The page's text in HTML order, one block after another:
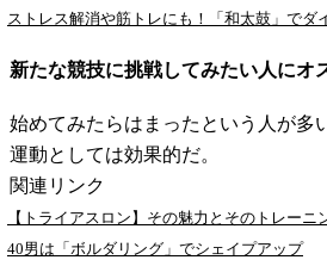
ストレス解消や筋トレにも！「和太鼓」でダ
新たな競技に挑戦してみたい人にオ
始めてみたらはまったという人が多
運動としては効果的だ。
関連リンク
【トライアスロン】その魅力とそのトレーニ
40男は「ボルダリング」でシェイプアップ